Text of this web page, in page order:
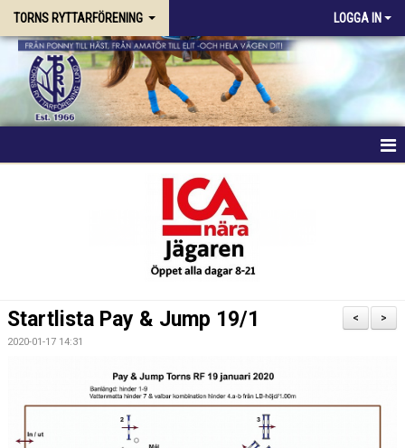
TORNS RYTTARFÖRENING LOGGA IN
STALLPLATS
>
<
Startlista Pay & Jump 19/1
2020-01-17 14:31